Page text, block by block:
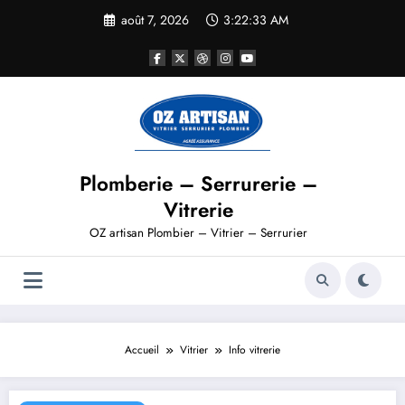
août 7, 2026 3:22:35 AM
Plomberie – Serrurerie –
Vitrerie
OZ artisan Plombier – Vitrier – Serrurier
Accueil Vitrier Info vitrerie